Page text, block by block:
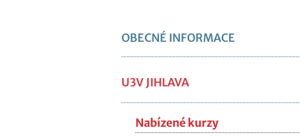
OBECNÉ INFORMACE
U3V JIHLAVA
Nabízené kurzy